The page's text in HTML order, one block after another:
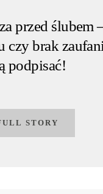
przed ślubem
czy brak
podpisać!
STORY